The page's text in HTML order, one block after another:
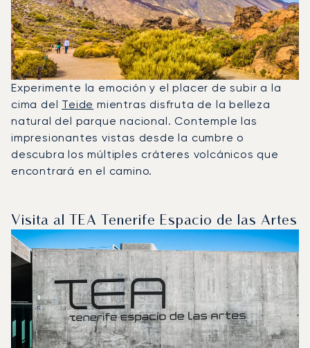
Experimente la emoción y el placer de subir a la
cima del Teide mientras disfruta de la belleza
natural del parque nacional. Contemple las
impresionantes vistas desde la cumbre o
descubra los múltiples cráteres volcánicos que
encontrará en el camino.
Visita al TEA Tenerife Espacio de las Artes